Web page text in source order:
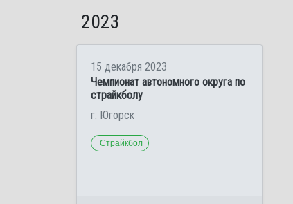
2023
15 декабря 2023
Чемпионат автономного округа по
страйкболу
г. Югорск
Страйкбол